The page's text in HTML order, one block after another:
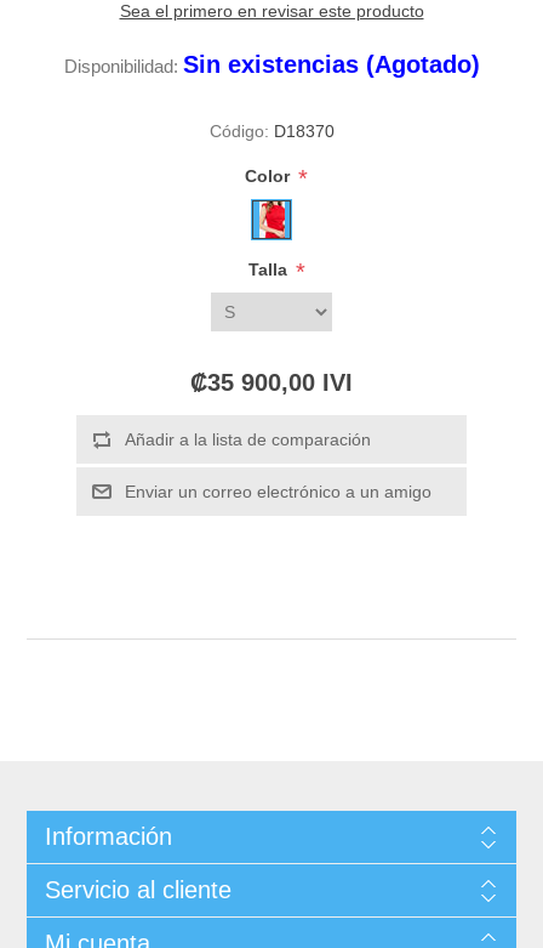
Sea el primero en revisar este producto
Disponibilidad: Sin existencias (Agotado)
Código: D18370
Color *
Talla *
₡35 900,00 IVI
Información
Servicio al cliente